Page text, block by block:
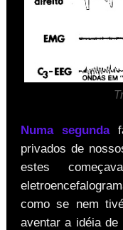
Numa segunda
privados de
estes
como se nem
aventar a idéia